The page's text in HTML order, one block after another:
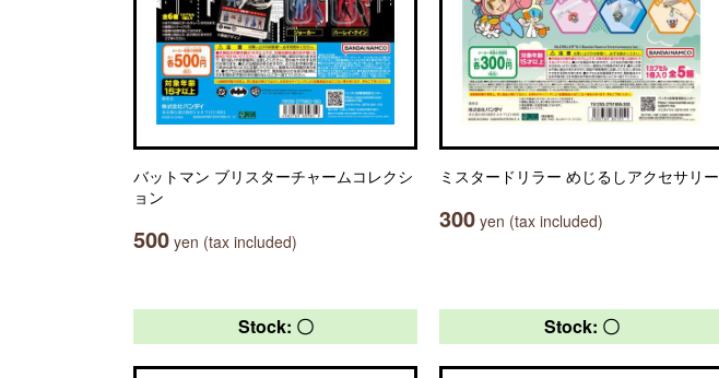
バットマン ブリスターチャームコレクシ
ョン
500 yen (tax included)
ミスタードリラー めじるしアクセサリー
300 yen (tax included)
Stock: 〇 Stock: 〇